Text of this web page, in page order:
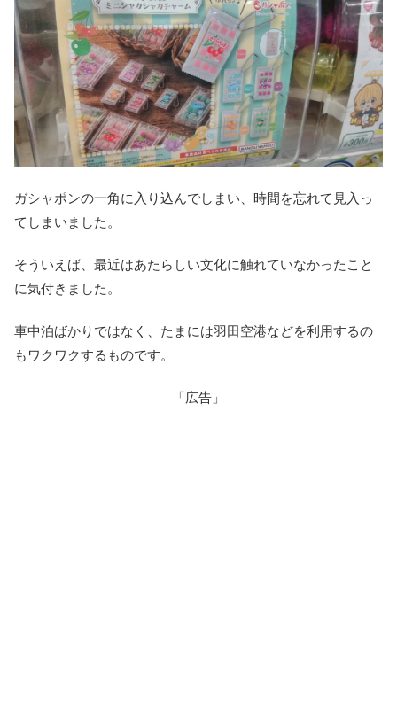
ガシャポンの一角に入り込んでしまい、時間を忘れて見入っ
てしまいました。
そういえば、最近はあたらしい文化に触れていなかったこと
に気付きました。
車中泊ばかりではなく、たまには羽田空港などを利用するの
もワクワクするものです。
「広告」